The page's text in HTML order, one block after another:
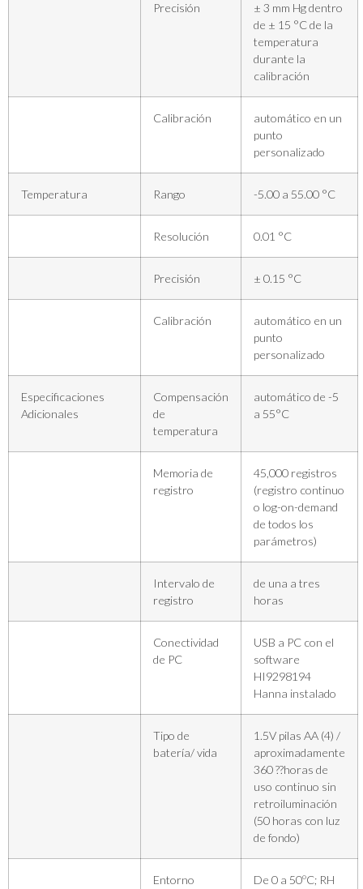
Precisión
± 3 mm Hg dentro
de ± 15 °C de la
temperatura
durante la
calibración
Calibración
automático en un
punto
personalizado
Temperatura Rango -5.00 a 55.00 °C
Resolución 0.01 °C
Precisión ± 0.15 °C
Calibración
automático en un
punto
personalizado
Especificaciones
Adicionales
Compensación
de
temperatura
automático de -5
a 55°C
Memoria de
registro
45,000 registros
(registro continuo
o log-on-demand
de todos los
parámetros)
Intervalo de
registro
de una a tres
horas
Conectividad
de PC
USB a PC con el
software
HI9298194
Hanna instalado
Tipo de
batería/ vida
1.5V pilas AA (4) /
aproximadamente
360 ??horas de
uso continuo sin
retroiluminación
(50 horas con luz
de fondo)
Entorno
De 0 a 50ºC; RH